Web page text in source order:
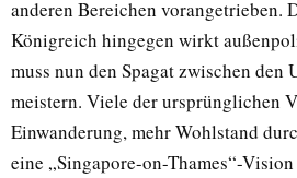
anderen Bereichen vorangetrieben.
Königreich hingegen wirkt
muss nun den Spagat zwischen den
meistern. Viele der ursprünglichen
Einwanderung, mehr Wohlstand
eine „Singapore-on-Thames“-